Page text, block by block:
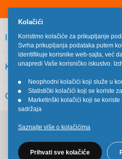
INFORMACIJE
KORISNIČKI SERVIS
OSTALO
Kolačići
Koristimo kolačiće za prikupljanje
Svrha prikupljanja podataka putem
identifikuje korisnike web-sajta, već
unapredi Vaše korisničko iskustvo.
•
Neophodni kolačići koji služe u
•
Statistički kolačići koji se koriste
•
Marketinški kolačići koji se
sadržaja
Saznajte više o kolačićima
Prihvati sve kolačiće